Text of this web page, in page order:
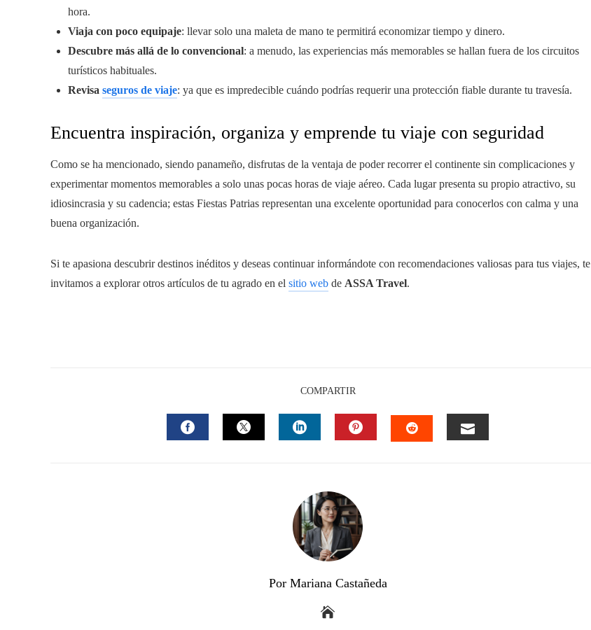
hora.
Viaja con poco equipaje: llevar solo una maleta de mano te permitirá economizar tiempo y dinero.
Descubre más allá de lo convencional: a menudo, las experiencias más memorables se hallan fuera de los circuitos
turísticos habituales.
Revisa seguros de viaje: ya que es impredecible cuándo podrías requerir una protección fiable durante tu travesía.
Encuentra inspiración, organiza y emprende tu viaje con seguridad
Como se ha mencionado, siendo panameño, disfrutas de la ventaja de poder recorrer el continente sin complicaciones y
experimentar momentos memorables a solo unas pocas horas de viaje aéreo. Cada lugar presenta su propio atractivo, su
idiosincrasia y su cadencia; estas Fiestas Patrias representan una excelente oportunidad para conocerlos con calma y una
buena organización.
Si te apasiona descubrir destinos inéditos y deseas continuar informándote con recomendaciones valiosas para tus viajes, te
invitamos a explorar otros artículos de tu agrado en el sitio web de ASSA Travel.
COMPARTIR
Por Mariana Castañeda